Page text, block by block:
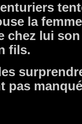
la
chez lui
fils.
pas